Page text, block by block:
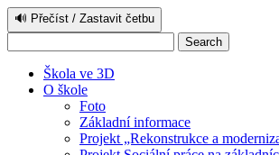
🔊 Přečíst / Zastavit četbu
Škola ve 3D
O škole
Foto
Základní informace
Projekt „Rekonstrukce a